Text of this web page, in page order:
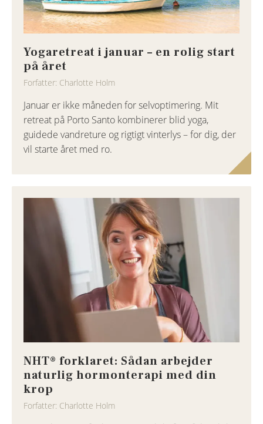
Yogaretreat i januar – en rolig start
på året
Forfatter: Charlotte Holm
Januar er ikke måneden for selvoptimering. Mit
retreat på Porto Santo kombinerer blid yoga,
guidede vandreture og rigtigt vinterlys – for dig, der
vil starte året med ro.
NHT® forklaret: Sådan arbejder
naturlig hormonterapi med din
krop
Forfatter: Charlotte Holm